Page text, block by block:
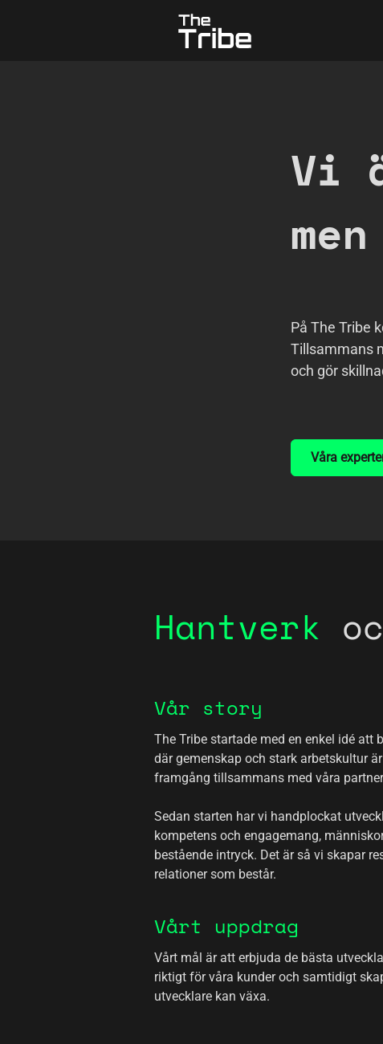
The Tribe
Vi
På The Tribe
Tillsammans
och gör
Våra
Hantverk
Vår story
The Tribe startade med en enkel idé att
där gemenskap och stark arbetskultur
framgång tillsammans med våra
Sedan starten har vi handplockat
kompetens och engagemang,
bestående intryck. Det är så vi skapar
relationer som består.
Vårt uppdrag
Vårt mål är att erbjuda de bästa
riktigt för våra kunder och samtidigt
utvecklare kan växa.